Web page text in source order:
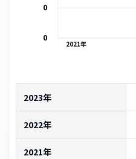
2021年
0
0
2023年
2022年
2021年